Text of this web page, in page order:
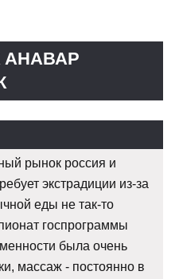
АНАВАР
рынок россия и
экстрадиции из-за
еды не так-то
госпрограммы
была очень
массаж - постоянно в